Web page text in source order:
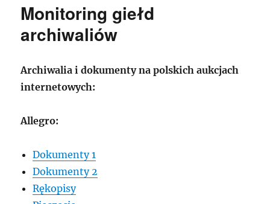
Monitoring giełd
archiwaliów
Archiwalia i dokumenty na polskich aukcjach
internetowych:
Allegro:
Dokumenty 1
Dokumenty 2
Rękopisy